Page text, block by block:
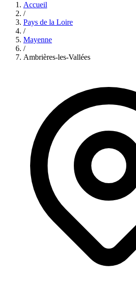
Accueil
/
Pays de la Loire
/
Mayenne
/
Ambrières-les-Vallées